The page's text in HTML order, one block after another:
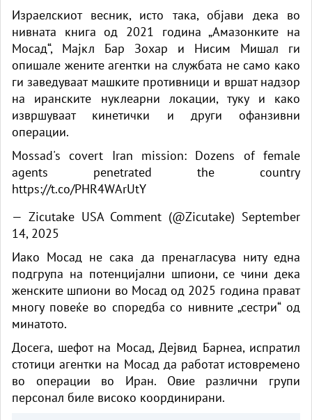
Израелскиот весник, исто така, објави дека во
нивната книга од 2021 година „Амазонките на
Мосад“, Мајкл Бар Зохар и Нисим Мишал ги
опишале жените агентки на службата не само како
ги заведуваат машките противници и вршат надзор
на иранските нуклеарни локации, туку и како
извршуваат кинетички и други офанзивни
операции.
Mossad's covert Iran mission: Dozens of female
agents penetrated the country
https://t.co/PHR4WArUtY
— Zicutake USA Comment (@Zicutake) September
14, 2025
Иако Мосад не сака да пренагласува ниту една
подгрупа на потенцијални шпиони, се чини дека
женските шпиони во Мосад од 2025 година прават
многу повеќе во споредба со нивните „сестри“ од
минатото.
Досега, шефот на Мосад, Дејвид Барнеа, испратил
стотици агентки на Мосад да работат истовремено
во операции во Иран. Овие различни групи
персонал биле високо координирани.